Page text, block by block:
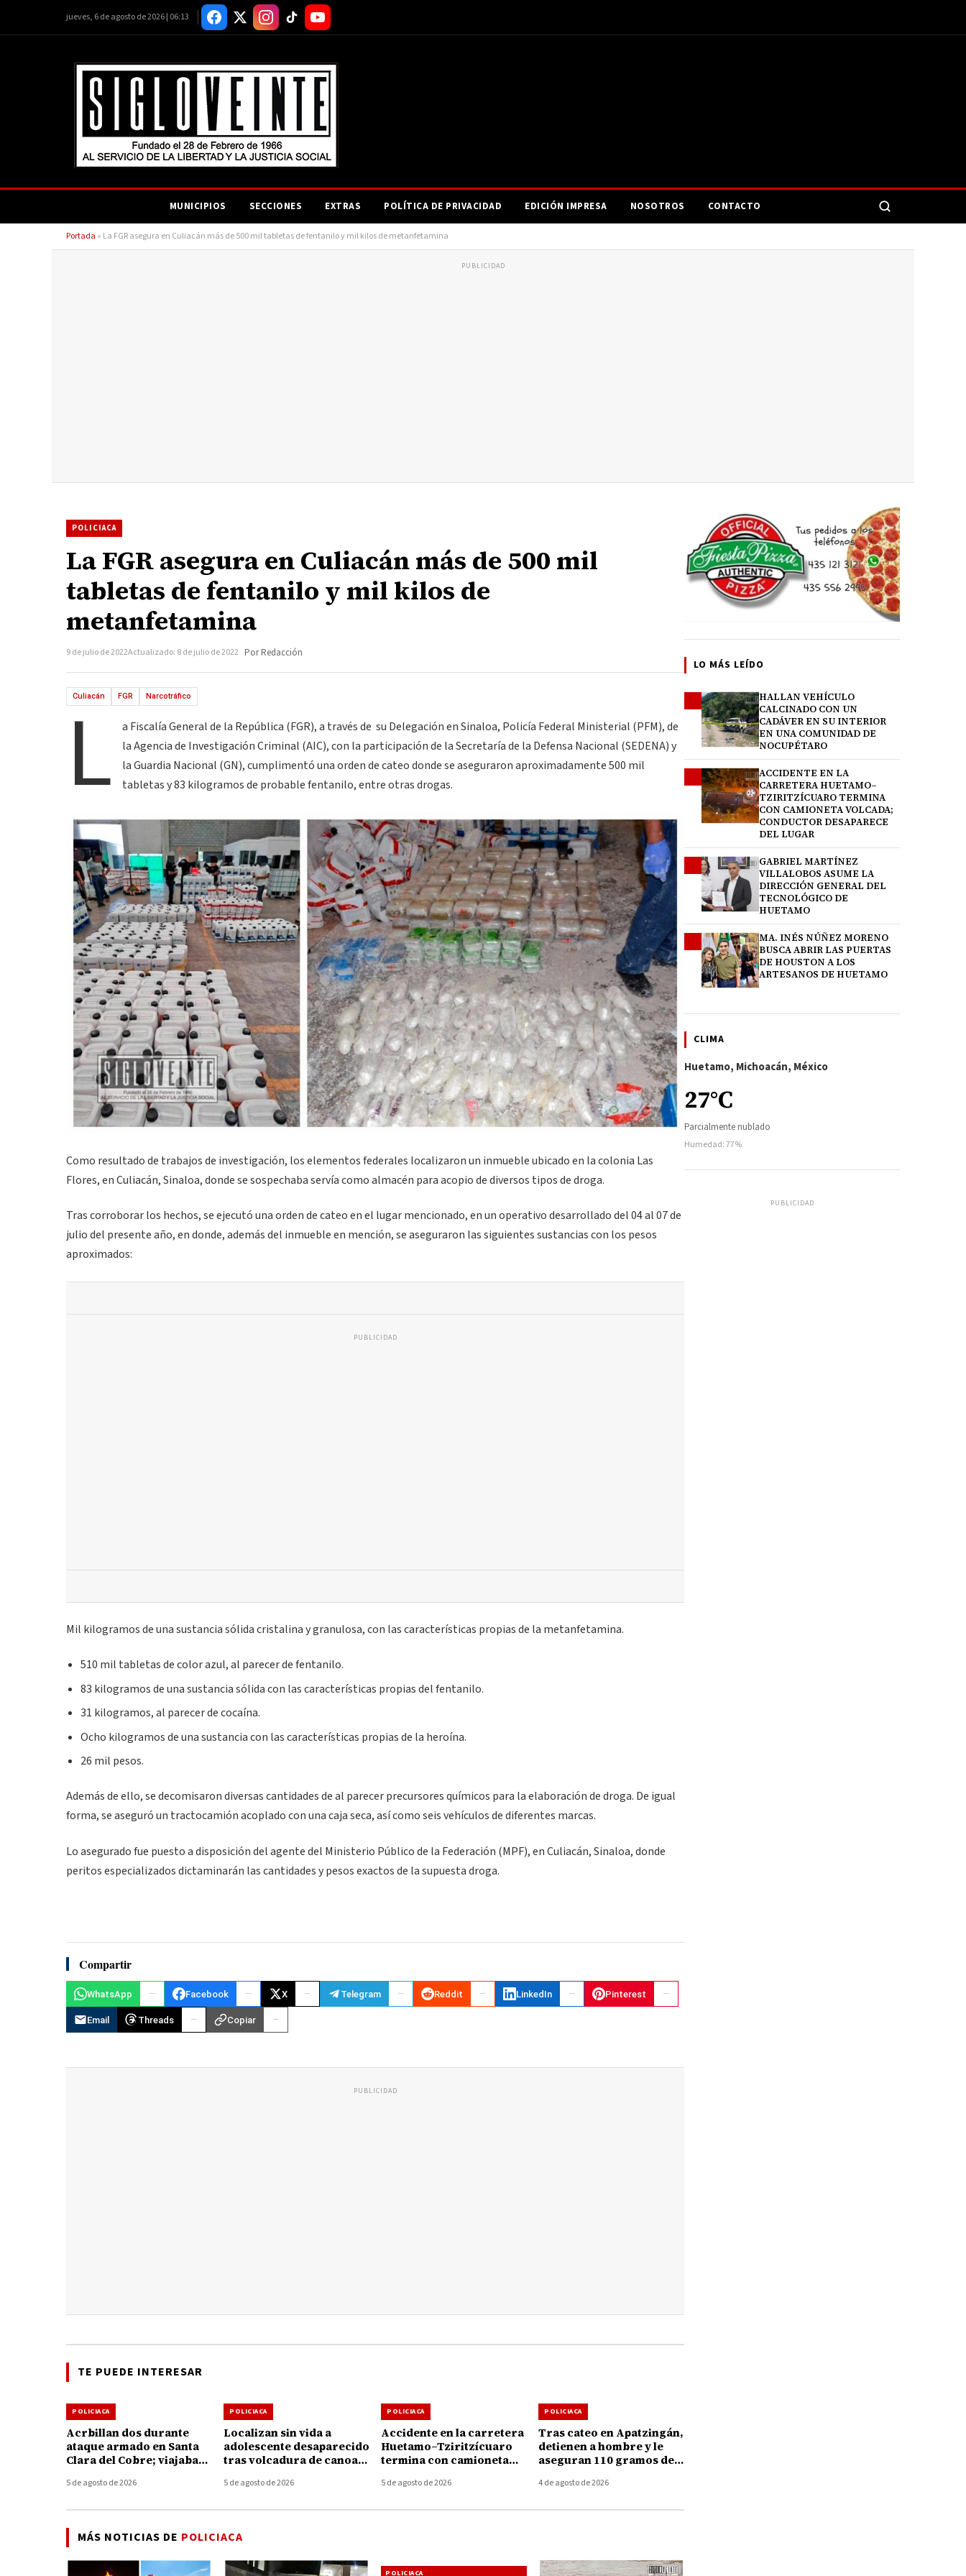
jueves, 6 de agosto de 2026 | 06:13
MUNICIPIOS SECCIONES EXTRAS POLÍTICA DE PRIVACIDAD EDICIÓN IMPRESA NOSOTROS CONTACTO
Portada » La FGR asegura en Culiacán más de 500 mil tabletas de fentanilo y mil kilos de metanfetamina
PUBLICIDAD
POLICIACA
La FGR asegura en Culiacán más de 500 mil
tabletas de fentanilo y mil kilos de
metanfetamina
9 de julio de 2022Actualizado: 8 de julio de 2022 Por Redacción
Culiacán FGR Narcotráfico
L
a Fiscalía General de la República (FGR), a través de su Delegación en Sinaloa, Policía Federal Ministerial (PFM), de
la Agencia de Investigación Criminal (AIC), con la participación de la Secretaría de la Defensa Nacional (SEDENA) y
la Guardia Nacional (GN), cumplimentó una orden de cateo donde se aseguraron aproximadamente 500 mil
tabletas y 83 kilogramos de probable fentanilo, entre otras drogas.
Como resultado de trabajos de investigación, los elementos federales localizaron un inmueble ubicado en la colonia Las
Flores, en Culiacán, Sinaloa, donde se sospechaba servía como almacén para acopio de diversos tipos de droga.
Tras corroborar los hechos, se ejecutó una orden de cateo en el lugar mencionado, en un operativo desarrollado del 04 al 07 de
julio del presente año, en donde, además del inmueble en mención, se aseguraron las siguientes sustancias con los pesos
aproximados:
PUBLICIDAD
Mil kilogramos de una sustancia sólida cristalina y granulosa, con las características propias de la metanfetamina.
510 mil tabletas de color azul, al parecer de fentanilo.
83 kilogramos de una sustancia sólida con las características propias del fentanilo.
31 kilogramos, al parecer de cocaína.
Ocho kilogramos de una sustancia con las características propias de la heroína.
26 mil pesos.
Además de ello, se decomisaron diversas cantidades de al parecer precursores químicos para la elaboración de droga. De igual
forma, se aseguró un tractocamión acoplado con una caja seca, así como seis vehículos de diferentes marcas.
Lo asegurado fue puesto a disposición del agente del Ministerio Público de la Federación (MPF), en Culiacán, Sinaloa, donde
peritos especializados dictaminarán las cantidades y pesos exactos de la supuesta droga.
Compartir
WhatsApp Facebook X Telegram Reddit LinkedIn Pinterest
Email Threads Copiar
PUBLICIDAD
TE PUEDE INTERESAR
POLICIACA
Acrbillan dos durante
ataque armado en Santa
Clara del Cobre; viajaban
placas de Texas
5 de agosto de 2026
POLICIACA
Localizan sin vida a
adolescente desaparecido
tras volcadura de canoa
5 de agosto de 2026
POLICIACA
Accidente en la carretera
Huetamo–Tziritzícuaro
termina con camioneta
desaparece del lugar
5 de agosto de 2026
POLICIACA
Tras cateo en Apatzingán,
detienen a hombre y le
aseguran 110 gramos de
4 de agosto de 2026
MÁS NOTICIAS DE POLICIACA
POLICIACA
LO MÁS LEÍDO
HALLAN VEHÍCULO
CALCINADO CON UN
CADÁVER EN SU INTERIOR
EN UNA COMUNIDAD DE
NOCUPÉTARO
ACCIDENTE EN LA
CARRETERA HUETAMO–
TZIRITZÍCUARO TERMINA
CON CAMIONETA VOLCADA;
CONDUCTOR DESAPARECE
DEL LUGAR
GABRIEL MARTÍNEZ
VILLALOBOS ASUME LA
DIRECCIÓN GENERAL DEL
TECNOLÓGICO DE
HUETAMO
MA. INÉS NÚÑEZ MORENO
BUSCA ABRIR LAS PUERTAS
DE HOUSTON A LOS
ARTESANOS DE HUETAMO
CLIMA
Huetamo, Michoacán, México
27°C
Parcialmente nublado
Humedad: 77%
PUBLICIDAD